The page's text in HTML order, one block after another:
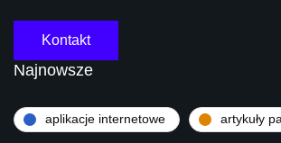
Kontakt
Najnowsze
aplikacje internetowe artykuły